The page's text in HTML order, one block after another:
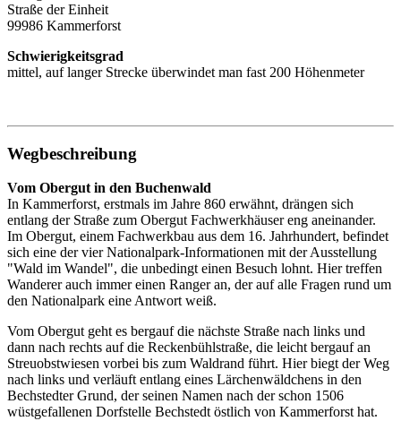
Straße der Einheit
99986 Kammerforst
Schwierigkeitsgrad
mittel, auf langer Strecke überwindet man fast 200 Höhenmeter
Wegbeschreibung
Vom Obergut in den Buchenwald
In Kammerforst, erstmals im Jahre 860 erwähnt, drängen sich
entlang der Straße zum Obergut Fachwerkhäuser eng aneinander.
Im Obergut, einem Fachwerkbau aus dem 16. Jahrhundert, befindet
sich eine der vier Nationalpark-Informationen mit der Ausstellung
"Wald im Wandel", die unbedingt einen Besuch lohnt. Hier treffen
Wanderer auch immer einen Ranger an, der auf alle Fragen rund um
den Nationalpark eine Antwort weiß.
Vom Obergut geht es bergauf die nächste Straße nach links und
dann nach rechts auf die Reckenbühlstraße, die leicht bergauf an
Streuobstwiesen vorbei bis zum Waldrand führt. Hier biegt der Weg
nach links und verläuft entlang eines Lärchenwäldchens in den
Bechstedter Grund, der seinen Namen nach der schon 1506
wüstgefallenen Dorfstelle Bechstedt östlich von Kammerforst hat.